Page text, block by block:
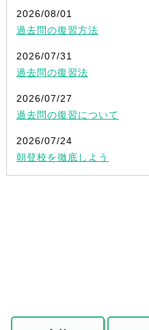
2026/08/01
過去問の復習方法
2026/07/31
過去問の復習法
2026/07/27
過去問の復習について
2026/07/24
朝登校を徹底しよう